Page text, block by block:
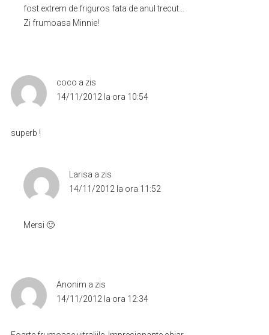
fost extrem de friguros fata de anul trecut…
Zi frumoasa Minnie!
coco a zis
14/11/2012 la ora 10:54
superb !
Larisa a zis
14/11/2012 la ora 11:52
Mersi 🙂
Anonim a zis
14/11/2012 la ora 12:34